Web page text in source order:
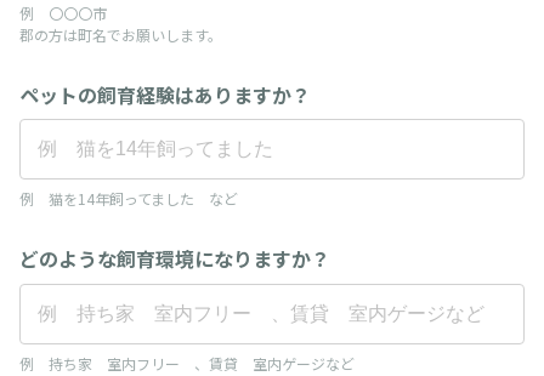
例 〇〇〇市
郡の方は町名でお願いします。
ペットの飼育経験はありますか？
例 猫を14年飼ってました など
どのような飼育環境になりますか？
例 持ち家 室内フリー 、賃貸 室内ゲージなど